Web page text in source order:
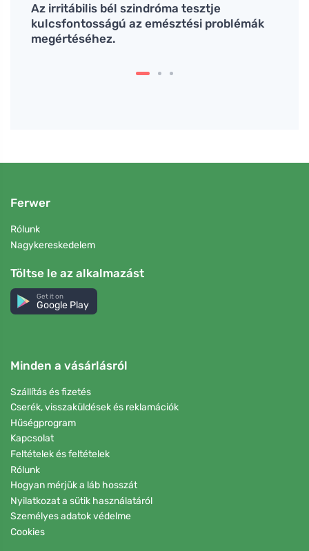
Az irritábilis bél szindróma tesztje
kulcsfontosságú az emésztési problémák
megértéséhez.
Ferwer
Rólunk
Nagykereskedelem
Töltse le az alkalmazást
Get it on
Google Play
Minden a vásárlásról
Szállítás és fizetés
Cserék, visszaküldések és reklamációk
Hűségprogram
Kapcsolat
Feltételek és feltételek
Rólunk
Hogyan mérjük a láb hosszát
Nyilatkozat a sütik használatáról
Személyes adatok védelme
Cookies